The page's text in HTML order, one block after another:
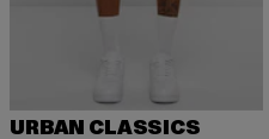
URBAN CLASSICS